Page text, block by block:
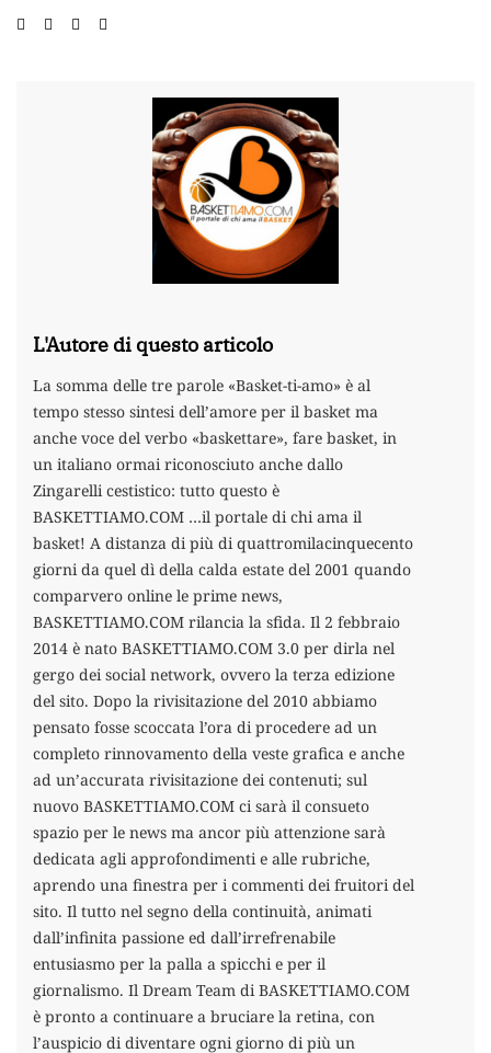
L'Autore di questo articolo
La somma delle tre parole «Basket-ti-amo» è al
tempo stesso sintesi dell’amore per il basket ma
anche voce del verbo «baskettare», fare basket, in
un italiano ormai riconosciuto anche dallo
Zingarelli cestistico: tutto questo è
BASKETTIAMO.COM …il portale di chi ama il
basket! A distanza di più di quattromilacinquecento
giorni da quel dì della calda estate del 2001 quando
comparvero online le prime news,
BASKETTIAMO.COM rilancia la sfida. Il 2 febbraio
2014 è nato BASKETTIAMO.COM 3.0 per dirla nel
gergo dei social network, ovvero la terza edizione
del sito. Dopo la rivisitazione del 2010 abbiamo
pensato fosse scoccata l’ora di procedere ad un
completo rinnovamento della veste grafica e anche
ad un’accurata rivisitazione dei contenuti; sul
nuovo BASKETTIAMO.COM ci sarà il consueto
spazio per le news ma ancor più attenzione sarà
dedicata agli approfondimenti e alle rubriche,
aprendo una finestra per i commenti dei fruitori del
sito. Il tutto nel segno della continuità, animati
dall’infinita passione ed dall’irrefrenabile
entusiasmo per la palla a spicchi e per il
giornalismo. Il Dream Team di BASKETTIAMO.COM
è pronto a continuare a bruciare la retina, con
l’auspicio di diventare ogni giorno di più un